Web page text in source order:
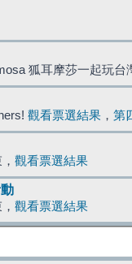
狐耳摩莎一起玩台
觀看票選結果 ， 第
觀看票選結果
觀看票選結果